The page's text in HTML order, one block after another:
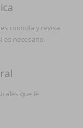
controla y revisa
es necesario.
que le